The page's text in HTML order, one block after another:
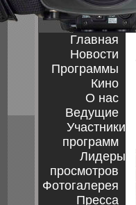
Главная
Новости
Программы
Кино
О нас
Ведущие
Участники
программ
Лидеры
просмотров
Фотогалерея
Пресса